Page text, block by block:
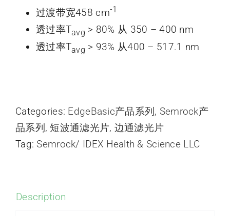
过渡带宽458 cm-1
透过率Tavg > 80% 从 350 – 400 nm
透过率Tavg > 93% 从400 – 517.1 nm
Categories: EdgeBasic产品系列 , Semrock产
品系列 , 短波通滤光片, 边通滤光片
Tag:Semrock/ IDEX Health & Science LLC
Description